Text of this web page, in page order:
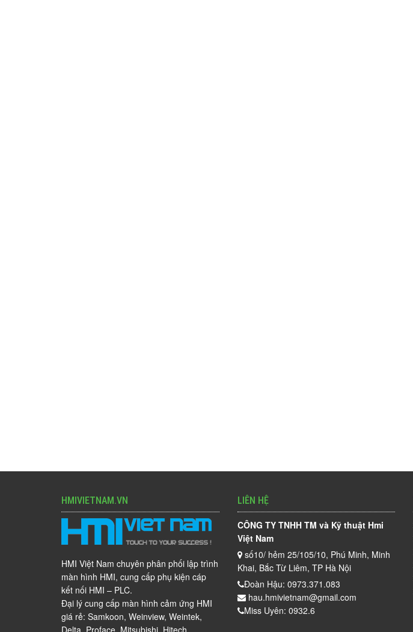
HMIVIETNAM.VN
HMI Việt Nam chuyên phân phối lập trình
màn hình HMI, cung cấp phụ kiện cáp
kết nối HMI – PLC.
Đại lý cung cấp màn hình cảm ứng HMI
giá rẻ: Samkoon, Weinview, Weintek,
Delta, Proface, Mitsubishi, Hitech…
LIÊN HỆ
CÔNG TY TNHH TM và Kỹ thuật Hmi
Việt Nam
số10/ hẻm 25/105/10, Phú Minh, Minh
Khai, Bắc Từ Liêm, TP Hà Nội
Đoàn Hậu: 0973.371.083
hau.hmivietnam@gmail.com
Miss Uyên: 0932.6